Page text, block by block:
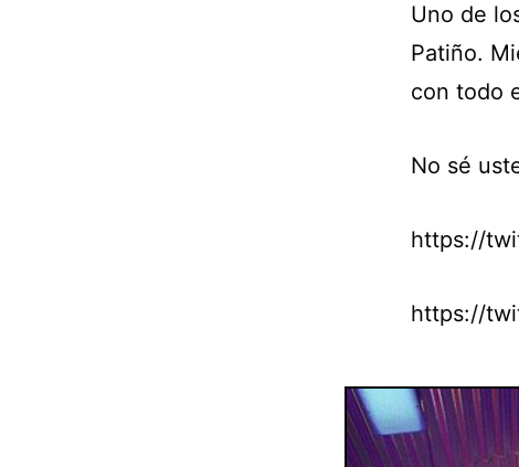
Uno de
Patiño.
con todo
No sé
https://
https://